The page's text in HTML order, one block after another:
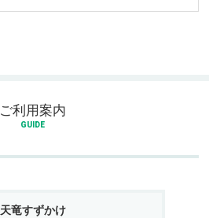
ご利用案内
GUIDE
天竜すずかけ